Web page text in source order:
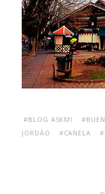
#BLOG ASKMI
JORDÃO
#CANELA